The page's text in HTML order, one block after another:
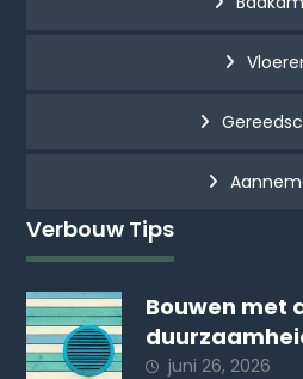
Verbouw Tips
Bouwen met
juni 26, 2026